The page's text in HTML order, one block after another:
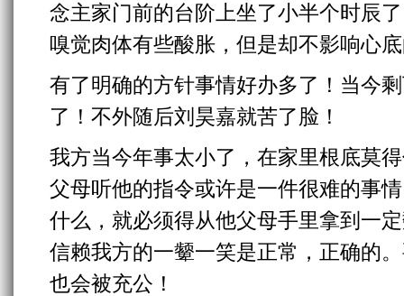
念主家门前的台阶上坐了小半个时辰
嗅觉肉体有些酸胀，但是却不影响心
有了明确的方针事情好办多了！当今
了！不外随后刘昊嘉就苦了脸！
我方当今年事太小了，在家里根底莫
父母听他的指令或许是一件很难的事
什么，就必须得从他父母手里拿到一
信赖我方的一颦一笑是正常，正确的
也会被充公！